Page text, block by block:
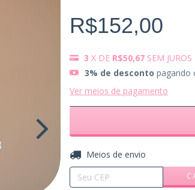
R$152,00
3 X DE R$50,67 SEM JUROS
3% de desconto pagando
Ver meios de pagamento
Entregas para o CEP:
Meios de envio